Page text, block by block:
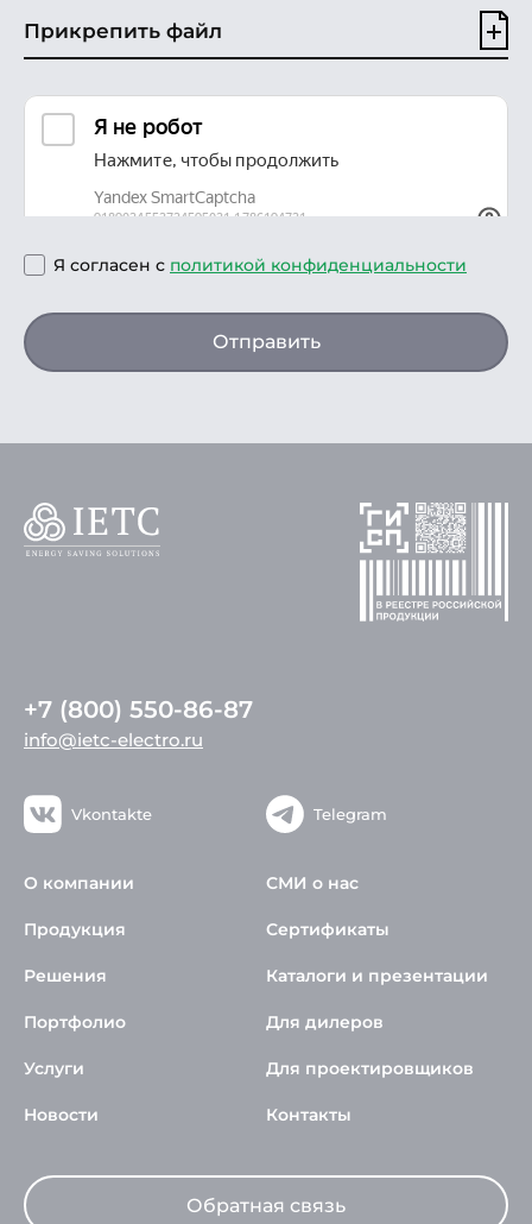
Прикрепить файл
Я согласен с политикой конфиденциальности
Отправить
+7 (800) 550-86-87
info@ietc-electro.ru
Vkontakte Telegram
О компании
Продукция
Решения
Портфолио
Услуги
Новости
СМИ о нас
Сертификаты
Каталоги и презентации
Для дилеров
Для проектировщиков
Контакты
Обратная связь